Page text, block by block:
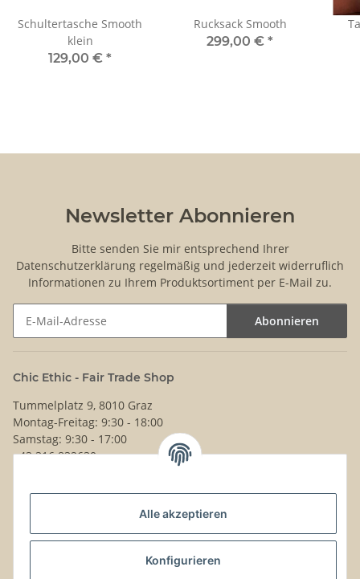
Alle akzeptieren
Konfigurieren
Schultertasche Smooth
klein
129,00 € *
Rucksack Smooth
299,00 € *
Newsletter Abonnieren
Bitte senden Sie mir entsprechend Ihrer
Datenschutzerklärung regelmäßig und jederzeit widerruflich
Informationen zu Ihrem Produktsortiment per E-Mail zu.
Abonnieren
Chic Ethic - Fair Trade Shop
Tummelplatz 9, 8010 Graz
Montag-Freitag: 9:30 - 18:00
Samstag: 9:30 - 17:00
+43 316 832630